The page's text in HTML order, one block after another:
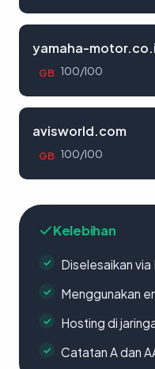
yamaha-
GB 100/100
avisworld.com
GB 100/100
Kelebihan
Diselesaikan
Menggunakan
Hosting di
Catatan A dan